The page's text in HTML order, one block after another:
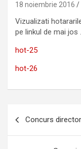
18 noiembrie 2016
Vizualizati
pe linkul de mai jos .
hot-25
hot-26
Concurs